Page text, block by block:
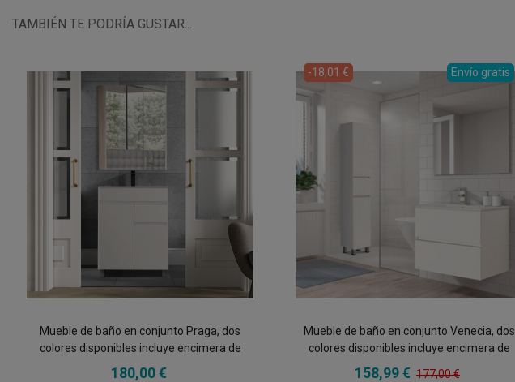
TAMBIÉN TE PODRÍA GUSTAR...
Mueble de baño en conjunto Praga, dos
colores disponibles incluye encimera de
porcelana y espejo
180,00 €
Envío gratis
-18,01 €
Mueble de baño en conjunto Venecia, dos
colores disponibles incluye encimera de
porcelana y espejo 2 cajones
158,99 € 177,00 €